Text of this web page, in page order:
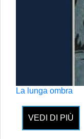
La lunga ombra
VEDI DI PIÙ